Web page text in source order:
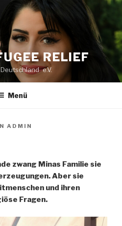
RELIEF
e.V.
Menü
ADMIN
zwang Minas Familie sie
Aber sie
und ihren
Fragen.